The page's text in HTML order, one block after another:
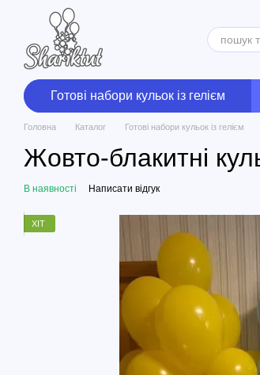
Перейти до основного контенту
Готові набори кульок із гелієм
Головна Каталог Готові набори кульок із гелієм
Жовто-блакитні
В наявності Написати відгук
ХІТ